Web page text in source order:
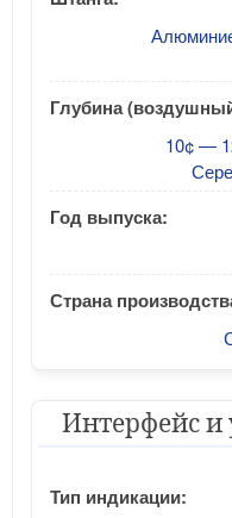
Глубина
10¢ —
Год выпуска:
Страна
Интерфейс и
Тип индикации: